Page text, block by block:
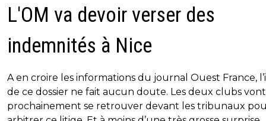
L'OM va devoir verser des
indemnités à Nice
A en croire les informations du journal Ouest France,
de ce dossier ne fait aucun doute. Les deux clubs vont
prochainement se retrouver devant les tribunaux